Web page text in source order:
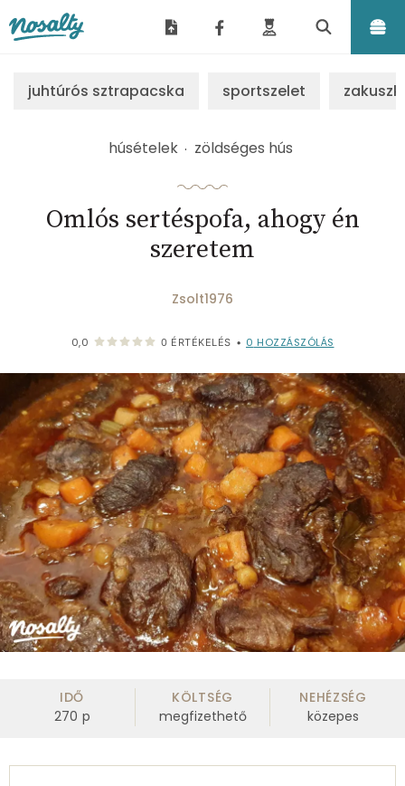
juhtúrós sztrapacska sportszelet
húsételek zöldséges hús
Omlós sertéspofa, ahogy én
szeretem
Zsolt1976
0,0 0 ÉRTÉKELÉS • 0 HOZZÁSZÓLÁS
IDŐ
270 p
KÖLTSÉG
megfizethető
NEHÉZSÉG
közepes